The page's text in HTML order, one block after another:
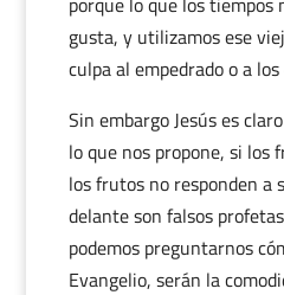
gusta, y utilizamos ese
culpa al empedrado o a los
Sin embargo Jesús es
lo que nos propone, si los
los frutos no responden a
delante son falsos
podemos preguntarnos
Evangelio, serán la